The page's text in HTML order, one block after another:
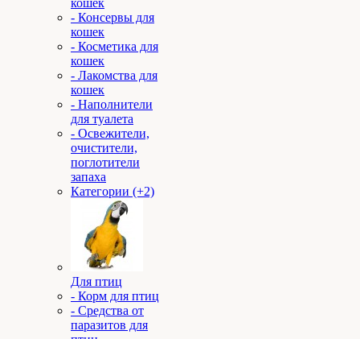
кошек
- Консервы для
кошек
- Косметика для
кошек
- Лакомства для
кошек
- Наполнители
для туалета
- Освежители,
очистители,
поглотители
запаха
Категории (+2)
Для птиц
- Корм для птиц
- Средства от
паразитов для